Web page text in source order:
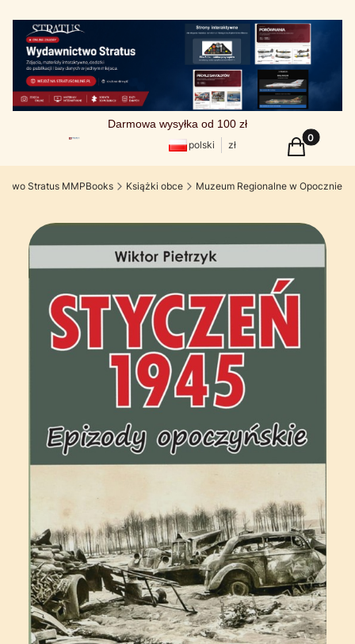
Darmowa wysyłka od 100 zł
polski zł Produkty
Koszyk
Stratus MMPBooks Książki obce Muzeum Regionalne w Opocznie